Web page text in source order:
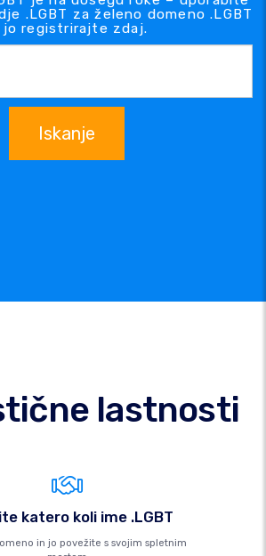
.LGBT za želeno domeno .LGBT
jo registrirajte zdaj.
Iskanje
lastnosti
katero koli ime .LGBT
in jo povežite s svojim spletnim